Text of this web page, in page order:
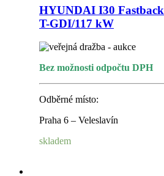
HYUNDAI I30
T-GDI/117 kW
Bez možnosti odpočtu DPH
Odběrné místo:
Praha 6 – Veleslavín
skladem